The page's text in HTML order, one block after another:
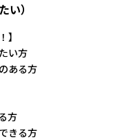
い）
】
い方
ある方
方
きる方